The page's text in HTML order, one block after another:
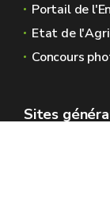
Portail de
Etat de
Concours
Sites